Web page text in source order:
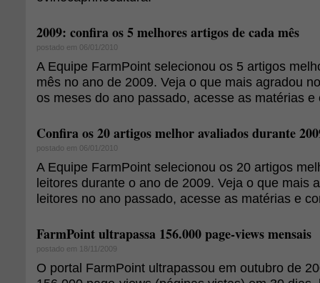
2009: confira os 5 melhores artigos de cada mês
postado em 06/01/2010
A Equipe FarmPoint selecionou os 5 artigos
mês no ano de 2009. Veja o que mais agradou
os meses do ano passado, acesse as matérias e
Confira os 20 artigos melhor avaliados durante
postado em 06/01/2010
A Equipe FarmPoint selecionou os 20 artigos
leitores durante o ano de 2009. Veja o que mais
leitores no ano passado, acesse as matérias e
FarmPoint ultrapassa 156.000 page-views mensais
postado em 18/11/2009
O portal FarmPoint ultrapassou em outubro de